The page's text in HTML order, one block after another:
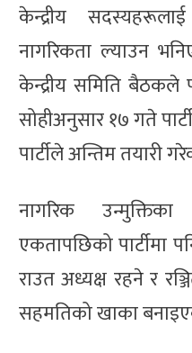
केन्द्रीय
नागरिकता ल्याउन
केन्द्रीय समिति बैठकले
सोहीअनुसार १७ गते
पार्टीले अन्तिम तयारी
नागरिक
एकतापछिको पार्टीमा
राउत अध्यक्ष रहने र
सहमतिको खाका